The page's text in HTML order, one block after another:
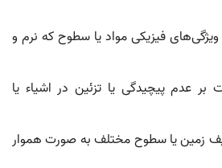
ویژگی‌های فیزیکی مواد یا سطوح که نرم و
بر عدم پیچیدگی یا تزئین در اشیاء یا
زمین یا سطوح مختلف به صورت هموار